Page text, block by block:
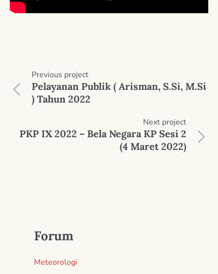
Previous project
Pelayanan Publik ( Arisman, S.Si, M.Si
) Tahun 2022
Next project
PKP IX 2022 – Bela Negara KP Sesi 2
(4 Maret 2022)
Forum
Meteorologi